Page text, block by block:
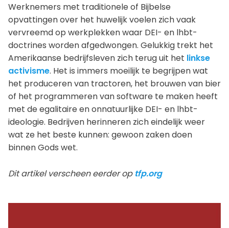
Werknemers met traditionele of Bijbelse
opvattingen over het huwelijk voelen zich vaak
vervreemd op werkplekken waar DEI- en lhbt-
doctrines worden afgedwongen. Gelukkig trekt het
Amerikaanse bedrijfsleven zich terug uit het linkse
activisme. Het is immers moeilijk te begrijpen wat
het produceren van tractoren, het brouwen van bier
of het programmeren van software te maken heeft
met de egalitaire en onnatuurlijke DEI- en lhbt-
ideologie. Bedrijven herinneren zich eindelijk weer
wat ze het beste kunnen: gewoon zaken doen
binnen Gods wet.
Dit artikel verscheen eerder op tfp.org